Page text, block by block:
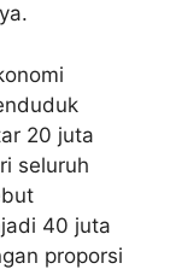
20 juta
seluruh
40 juta
proporsi